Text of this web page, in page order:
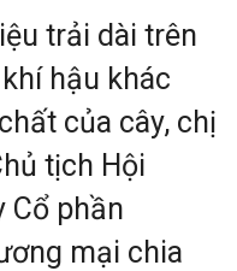
trải dài trên
hậu khác
của cây, chị
tịch Hội
Cổ phần
mại chia